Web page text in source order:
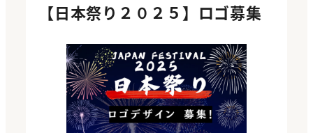
【日本祭り２０２５】ロゴ募集